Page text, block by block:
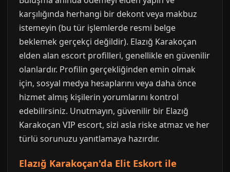
karşılığında herhangi bir dekont veya makbuz
istemeyin (bu tür işlemlerde resmi belge
beklemek gerçekçi değildir). Elazığ Karakoçan
elden alan escort profilleri, genellikle en güvenilir
olanlardır. Profilin gerçekliğinden emin olmak
için, sosyal medya hesaplarını veya daha önce
hizmet almış kişilerin yorumlarını kontrol
edebilirsiniz. Unutmayın, güvenilir bir Elazığ
Karakoçan VIP escort, sizi asla riske atmaz ve her
türlü sorunuzu yanıtlamaya hazırdır.
Elazığ Karakoçan'da Elit Eskort ile